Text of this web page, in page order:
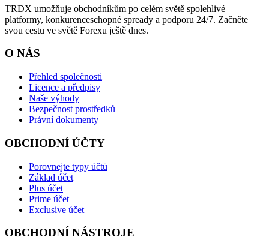
TRDX umožňuje obchodníkům po celém světě spolehlivé
platformy, konkurenceschopné spready a podporu 24/7. Začněte
svou cestu ve světě Forexu ještě dnes.
O NÁS
Přehled společnosti
Licence a předpisy
Naše výhody
Bezpečnost prostředků
Právní dokumenty
OBCHODNÍ ÚČTY
Porovnejte typy účtů
Základ účet
Plus účet
Prime účet
Exclusive účet
OBCHODNÍ NÁSTROJE